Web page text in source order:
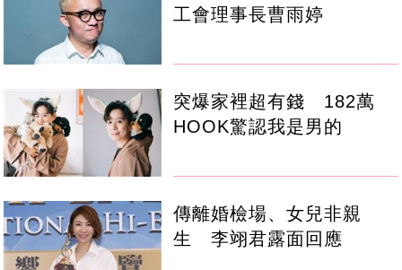
工會理事長曹雨婷
突爆家裡超有錢 182萬
HOOK驚認我是男的
傳離婚檢場、女兒非親
生 李翊君露面回應